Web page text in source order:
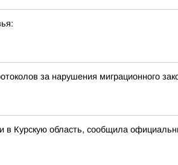
за нарушения миграционного
Курскую область, сообщила